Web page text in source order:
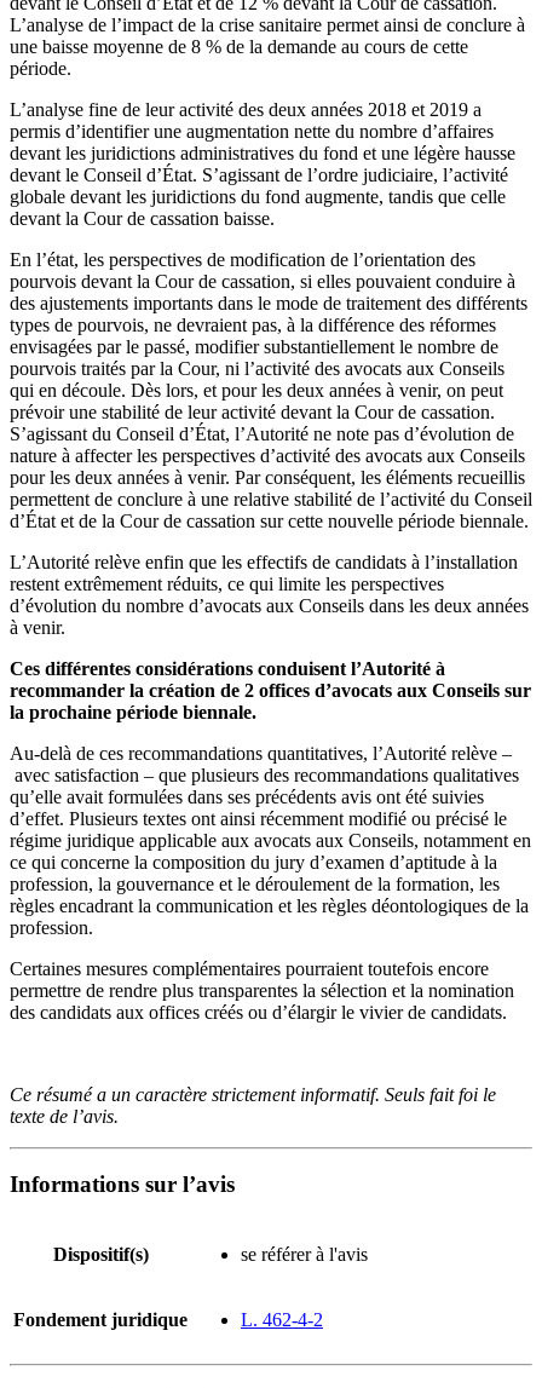
L’analyse de l’impact de la crise sanitaire permet ainsi de conclure à
une baisse moyenne de 8 % de la demande au cours de cette
période.
L’analyse fine de leur activité des deux années 2018 et 2019 a
permis d’identifier une augmentation nette du nombre d’affaires
devant les juridictions administratives du fond et une légère hausse
devant le Conseil d’État. S’agissant de l’ordre judiciaire, l’activité
globale devant les juridictions du fond augmente, tandis que celle
devant la Cour de cassation baisse.
En l’état, les perspectives de modification de l’orientation des
pourvois devant la Cour de cassation, si elles pouvaient conduire à
des ajustements importants dans le mode de traitement des différents
types de pourvois, ne devraient pas, à la différence des réformes
envisagées par le passé, modifier substantiellement le nombre de
pourvois traités par la Cour, ni l’activité des avocats aux Conseils
qui en découle. Dès lors, et pour les deux années à venir, on peut
prévoir une stabilité de leur activité devant la Cour de cassation.
S’agissant du Conseil d’État, l’Autorité ne note pas d’évolution de
nature à affecter les perspectives d’activité des avocats aux Conseils
pour les deux années à venir. Par conséquent, les éléments recueillis
permettent de conclure à une relative stabilité de l’activité du Conseil
d’État et de la Cour de cassation sur cette nouvelle période biennale.
L’Autorité relève enfin que les effectifs de candidats à l’installation
restent extrêmement réduits, ce qui limite les perspectives
d’évolution du nombre d’avocats aux Conseils dans les deux années
à venir.
Ces différentes considérations conduisent l’Autorité à
recommander la création de 2 offices d’avocats aux Conseils sur
la prochaine période biennale.
Au-delà de ces recommandations quantitatives, l’Autorité relève –
avec satisfaction – que plusieurs des recommandations qualitatives
qu’elle avait formulées dans ses précédents avis ont été suivies
d’effet. Plusieurs textes ont ainsi récemment modifié ou précisé le
régime juridique applicable aux avocats aux Conseils, notamment en
ce qui concerne la composition du jury d’examen d’aptitude à la
profession, la gouvernance et le déroulement de la formation, les
règles encadrant la communication et les règles déontologiques de la
profession.
Certaines mesures complémentaires pourraient toutefois encore
permettre de rendre plus transparentes la sélection et la nomination
des candidats aux offices créés ou d’élargir le vivier de candidats.
Ce résumé a un caractère strictement informatif. Seuls fait foi le
texte de l’avis.
Informations sur l’avis
Dispositif(s) se référer à l'avis
Fondement juridique L. 462-4-2